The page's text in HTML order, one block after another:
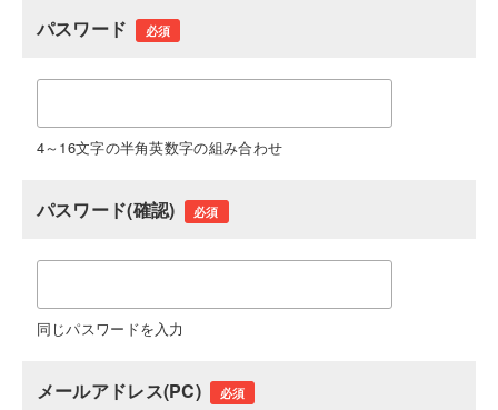
パスワード 必須
4～16文字の半角英数字の組み合わせ
パスワード(確認) 必須
同じパスワードを入力
メールアドレス(PC) 必須